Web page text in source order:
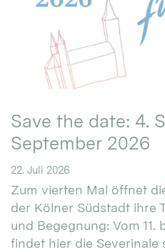
Save the date: 4.
September 2026
22. Juli 2026
Zum vierten Mal öffnet
der Kölner Südstadt ihre
und Begegnung: Vom 11.
findet hier die Severinale